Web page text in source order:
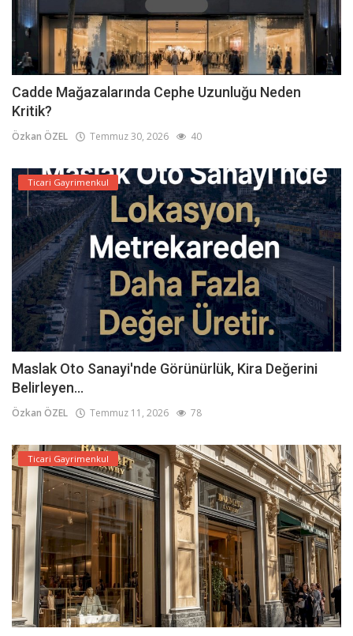
Cadde Mağazalarında Cephe Uzunluğu Neden
Kritik?
Özkan ÖZEL Temmuz 30, 2026 40
Ticari Gayrimenkul
Maslak Oto Sanayi'nde Görünürlük, Kira Değerini
Belirleyen...
Özkan ÖZEL Temmuz 11, 2026 78
Ticari Gayrimenkul